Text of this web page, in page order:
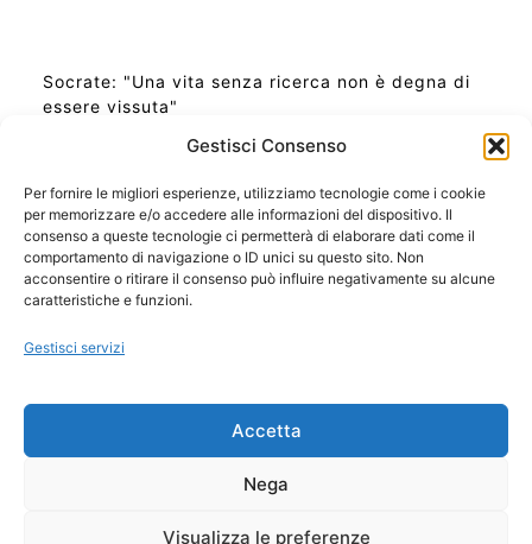
Gestisci Consenso
Per fornire le migliori esperienze, utilizziamo tecnologie come i cookie
per memorizzare e/o accedere alle informazioni del dispositivo. Il
consenso a queste tecnologie ci permetterà di elaborare dati come il
comportamento di navigazione o ID unici su questo sito. Non
acconsentire o ritirare il consenso può influire negativamente su alcune
caratteristiche e funzioni.
Gestisci servizi
Accetta
Nega
Visualizza le preferenze
Socrate: "Una vita senza ricerca non è degna di
essere vissuta"
Ora Esatta in Italia in questo momento
Ti Senti Strano Ultimamente? Potrebbe Essere per
la Risonanza di Schumann
Come Sapere Se Stai Ascendendo alla Quinta
Copyright 2026 NotiziePlus.com
📰 Contenuto Umano Verificato
Privacy Coockie
Pubblicità